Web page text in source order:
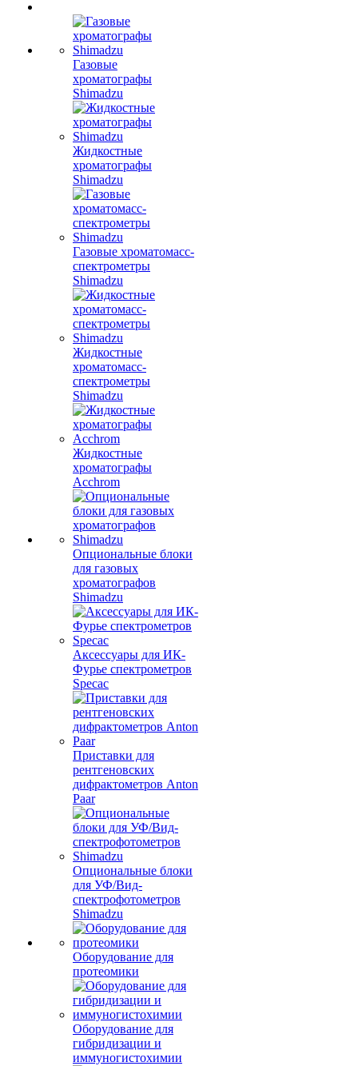
Газовые
хроматографы
Shimadzu
Жидкостные
хроматографы
Shimadzu
Газовые хроматомасс-
спектрометры
Shimadzu
Жидкостные
хроматомасс-
спектрометры
Shimadzu
Жидкостные
хроматографы
Acchrom
Опциональные блоки
для газовых
хроматографов
Shimadzu
Аксессуары для ИК-
Фурье спектрометров
Specac
Приставки для
рентгеновских
дифрактометров Anton
Paar
Опциональные блоки
для УФ/Вид-
спектрофотометров
Shimadzu
Оборудование для
протеомики
Оборудование для
гибридизации и
иммуногистохимии